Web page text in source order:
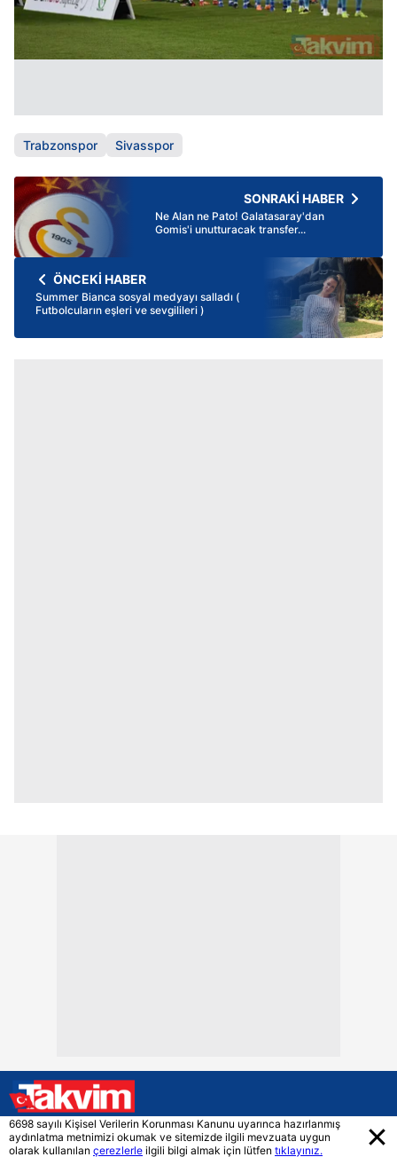
Trabzonspor Sivasspor
SONRAKİ HABER
Ne Alan ne Pato! Galatasaray'dan
Gomis'i unutturacak transfer...
ÖNCEKİ HABER
Summer Bianca sosyal medyayı salladı (
Futbolcuların eşleri ve sevgilileri )
6698 sayılı Kişisel Verilerin Korunması Kanunu uyarınca hazırlanmış
aydınlatma metnimizi okumak ve sitemizde ilgili mevzuata uygun
olarak kullanılan çerezlerle ilgili bilgi almak için lütfen tıklayınız.